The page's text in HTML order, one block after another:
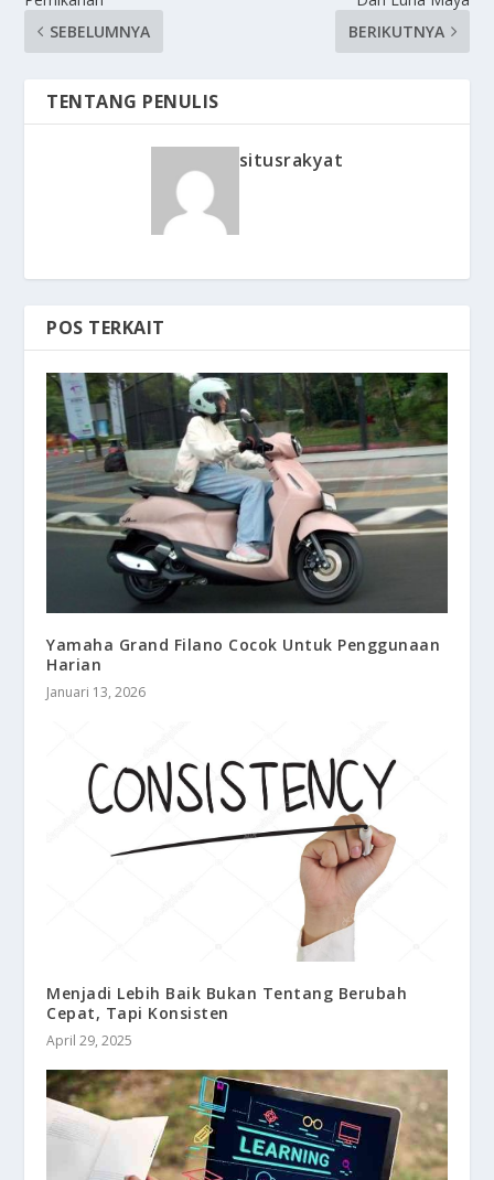
SEBELUMNYA
BERIKUTNYA
TENTANG PENULIS
situsrakyat
POS TERKAIT
Yamaha Grand Filano Cocok Untuk Penggunaan
Harian
Januari 13, 2026
Menjadi Lebih Baik Bukan Tentang Berubah
Cepat, Tapi Konsisten
April 29, 2025